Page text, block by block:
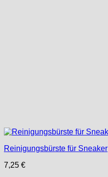
Reinigungsbürste für Sneaker
7,25 €